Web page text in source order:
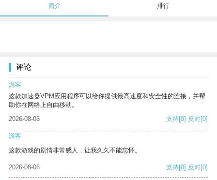
简介 排行
评论
游客
这款加速器VPM应用程序可以给你提供最高速度和安全性的连接，并帮
助你在网络上自由移动。
2026-08-06
支持[0] 反对[0]
游客
这款游戏的剧情非常感人，让我久久不能忘怀。
2026-08-06 支持[0] 反对[0]